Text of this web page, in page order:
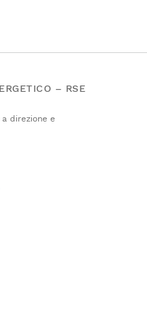
– RSE
direzione e